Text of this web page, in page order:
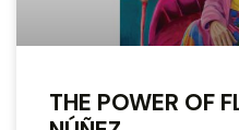
THE POWER OF